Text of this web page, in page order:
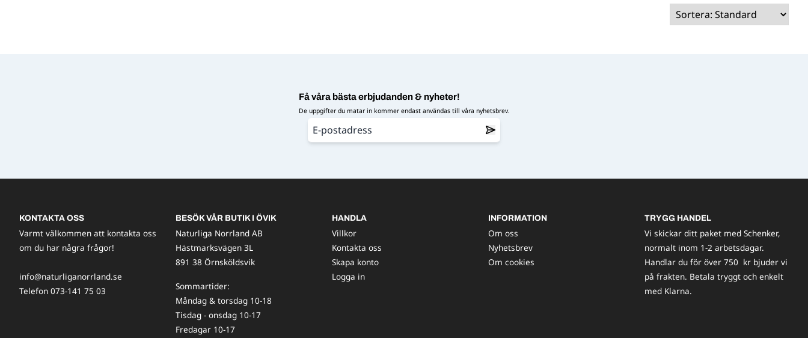
Få våra bästa erbjudanden & nyheter!
De uppgifter du matar in kommer endast användas till våra nyhetsbrev.
KONTAKTA OSS
Varmt välkommen att kontakta oss
om du har några frågor!
info@naturliganorrland.se
Telefon 073-141 75 03
BESÖK VÅR BUTIK I ÖVIK
Naturliga Norrland AB
Hästmarksvägen 3L
891 38 Örnsköldsvik
Sommartider:
Måndag & torsdag 10-18
Tisdag - onsdag 10-17
Fredagar 10-17
HANDLA
Villkor
Kontakta oss
Skapa konto
Logga in
INFORMATION
Om oss
Nyhetsbrev
Om cookies
TRYGG HANDEL
Vi skickar ditt paket med Schenker,
normalt inom 1-2 arbetsdagar.
Handlar du för över 750 kr bjuder vi
på frakten. Betala tryggt och enkelt
med Klarna.